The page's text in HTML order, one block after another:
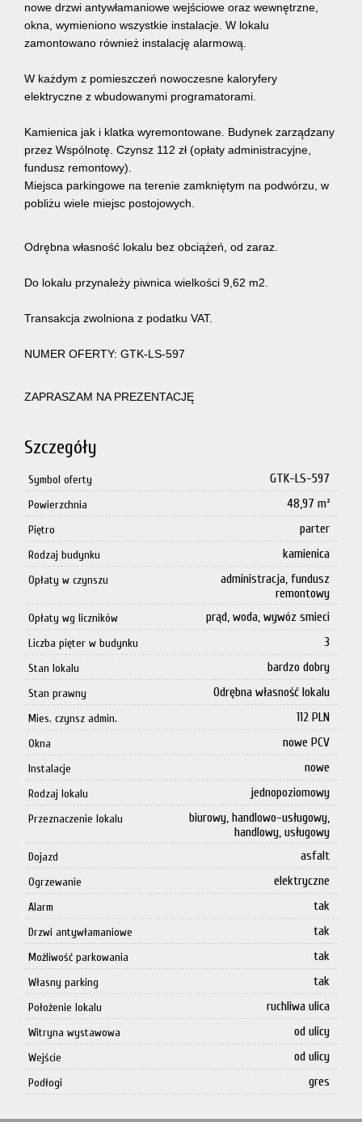
nowe drzwi antywłamaniowe wejściowe oraz wewnętrzne,
okna, wymieniono wszystkie instalacje. W lokalu
zamontowano również instalację alarmową.
W każdym z pomieszczeń nowoczesne kaloryfery
elektryczne z wbudowanymi programatorami.
Kamienica jak i klatka wyremontowane. Budynek zarządzany
przez Wspólnotę. Czynsz 112 zł (opłaty administracyjne,
fundusz remontowy).
Miejsca parkingowe na terenie zamkniętym na podwórzu, w
pobliżu wiele miejsc postojowych.
Odrębna własność lokalu bez obciążeń, od zaraz.
Do lokalu przynależy piwnica wielkości 9,62 m2.
Transakcja zwolniona z podatku VAT.
NUMER OFERTY: GTK-LS-597
ZAPRASZAM NA PREZENTACJĘ
Szczegóły
Symbol oferty GTK-LS-597
Powierzchnia 48,97 m²
Piętro parter
Rodzaj budynku kamienica
Opłaty w czynszu
administracja, fundusz
remontowy
Opłaty wg liczników prąd, woda, wywóz smieci
Liczba pięter w budynku 3
Stan lokalu bardzo dobry
Stan prawny Odrębna własność lokalu
Mies. czynsz admin. 112 PLN
Okna nowe PCV
Instalacje nowe
Rodzaj lokalu jednopoziomowy
Przeznaczenie lokalu
biurowy, handlowo-usługowy,
handlowy, usługowy
Dojazd asfalt
Ogrzewanie elektryczne
Alarm tak
Drzwi antywłamaniowe tak
Możliwość parkowania tak
Własny parking tak
Położenie lokalu ruchliwa ulica
Witryna wystawowa od ulicy
Wejście od ulicy
Podłogi gres